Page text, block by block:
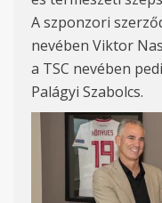
A szponzori
nevében Viktor
a TSC nevében
Palágyi Szabolcs.